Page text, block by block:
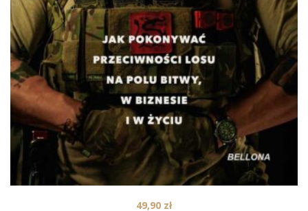
49,90 zł